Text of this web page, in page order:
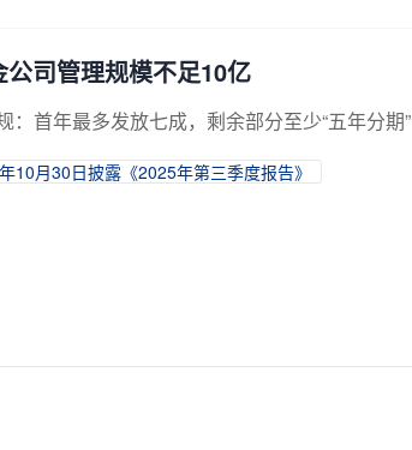
司管理规模不足10亿
：首年最多发放七成，剩余部分至少“五年分期”
10月30日披露《2025年第三季度报告》